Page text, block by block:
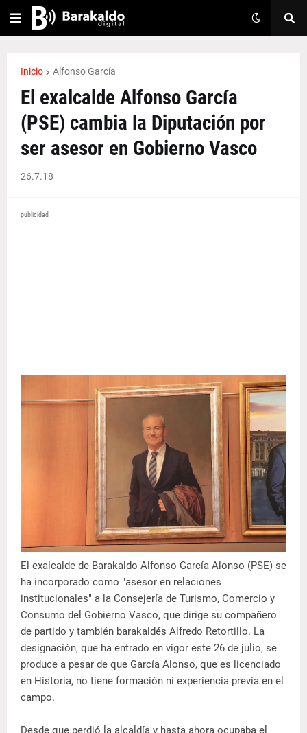
Inicio Alfonso García
El exalcalde Alfonso García
(PSE) cambia la Diputación por
ser asesor en Gobierno Vasco
26.7.18
publicidad
El exalcalde de Barakaldo Alfonso García Alonso (PSE) se
ha incorporado como "asesor en relaciones
institucionales" a la Consejería de Turismo, Comercio y
Consumo del Gobierno Vasco, que dirige su compañero
de partido y también barakaldés Alfredo Retortillo. La
designación, que ha entrado en vigor este 26 de julio, se
produce a pesar de que García Alonso, que es licenciado
en Historia, no tiene formación ni experiencia previa en el
campo.
Desde que perdió la alcaldía y hasta ahora ocupaba el